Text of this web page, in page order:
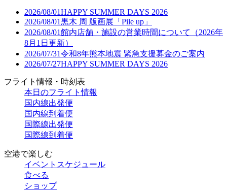
2026/08/01HAPPY SUMMER DAYS 2026
2026/08/01黒木 周 版画展「Pile up」
2026/08/01館内店舗・施設の営業時間について（2026年
8月1日更新）
2026/07/31令和8年熊本地震 緊急支援募金のご案内
2026/07/27HAPPY SUMMER DAYS 2026
フライト情報・時刻表
本日のフライト情報
国内線出発便
国内線到着便
国際線出発便
国際線到着便
空港で楽しむ
イベントスケジュール
食べる
ショップ